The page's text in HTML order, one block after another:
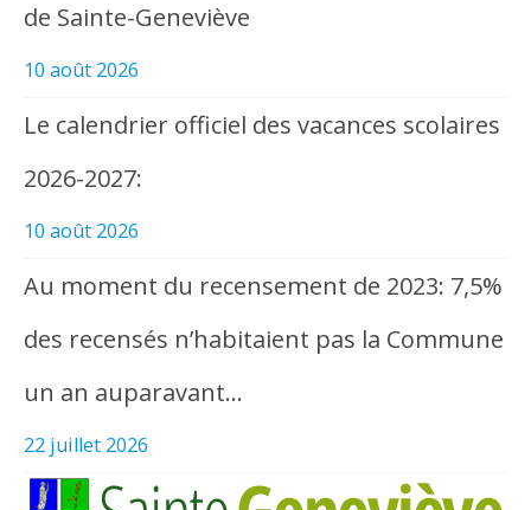
de Sainte-Geneviève
10 août 2026
Le calendrier officiel des vacances scolaires
2026-2027:
10 août 2026
Au moment du recensement de 2023: 7,5%
des recensés n’habitaient pas la Commune
un an auparavant…
22 juillet 2026